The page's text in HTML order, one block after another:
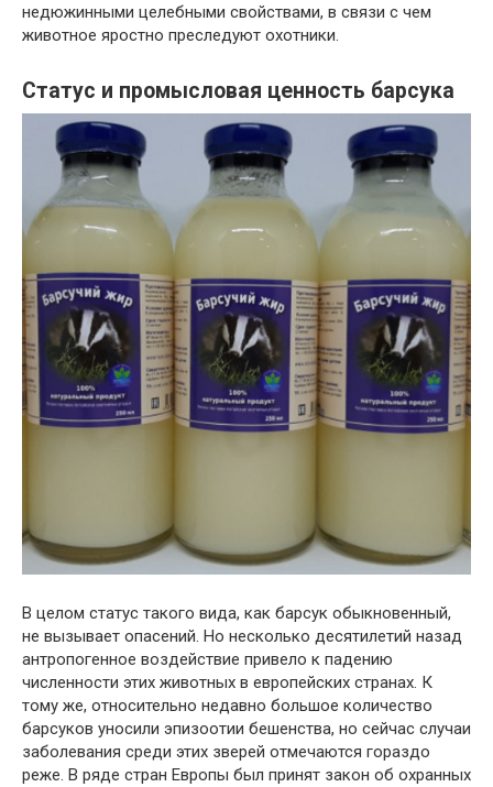
недюжинными целебными свойствами, в связи с чем
животное яростно преследуют охотники.
Статус и промысловая ценность барсука
В целом статус такого вида, как барсук обыкновенный,
не вызывает опасений. Но несколько десятилетий назад
антропогенное воздействие привело к падению
численности этих животных в европейских странах. К
тому же, относительно недавно большое количество
барсуков уносили эпизоотии бешенства, но сейчас случаи
заболевания среди этих зверей отмечаются гораздо
реже. В ряде стран Европы был принят закон об охранных